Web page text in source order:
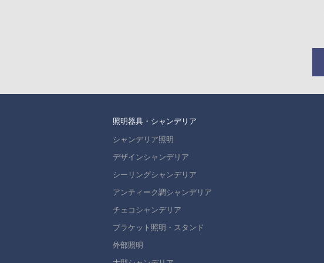
照明器具・シャンデリア
シャンデリア照明
デザインシャンデリア
シーリングシャンデリア
アンティーク調シャンデリア
チェコシャンデリア
ブラケット照明・スタンド
外部照明